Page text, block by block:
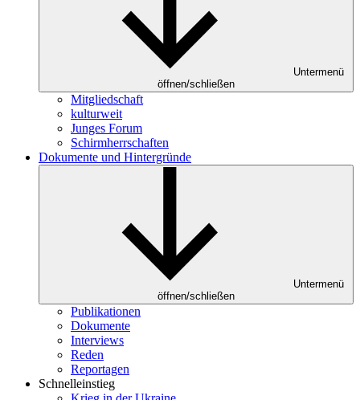
Untermenü
öffnen/schließen
Mitgliedschaft
kulturweit
Junges Forum
Schirmherrschaften
Dokumente und Hintergründe
Untermenü
öffnen/schließen
Publikationen
Dokumente
Interviews
Reden
Reportagen
Schnelleinstieg